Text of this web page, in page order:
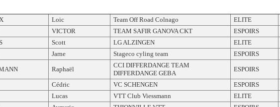
Loic Team Off Road Colnago ELITE
VICTOR TEAM SAFIR GANOVA CKT ESPOIRS
Scott LG ALZINGEN ELITE
Jarne Stageco cyling team ESPOIRS
Raphaël
CCI DIFFERDANGE TEAM
DIFFERDANGE GEBA
ESPOIRS
Cédric VC SCHENGEN ESPOIRS
Lucas VTT Club Viessmann ELITE